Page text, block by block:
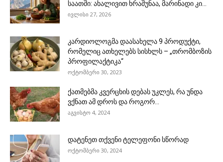
საათში: ახალივით ხრაშუნაა, მარინადი კი...
ივლისი 27, 2026
კარდიოლოგმა დაასახელა 9 პროდუქტი,
რომელიც ათხელებს სისხლს – „თრომბოზის
პროფილაქტიკა“
ოქტომბერი 30, 2023
ქათმებმა კვერცხის დებას უკლეს, რა უნდა
ვქნათ ამ დროს და როგორ...
აგვისტო 4, 2024
დატენეთ თქვენი ტელეფონი სწორად
ოქტომბერი 30, 2024